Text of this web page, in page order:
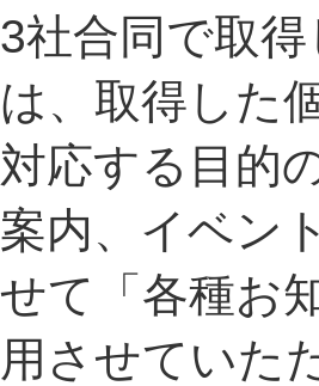
3社合同で取
は、取得した
対応する目的
案内、イベン
せて「各種お
用させていた